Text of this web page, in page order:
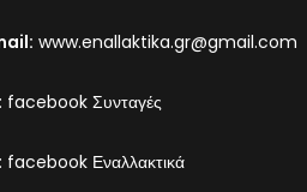
www.enallaktika.gr@gmail.com
: facebook Συνταγές
: facebook Εναλλακτικά